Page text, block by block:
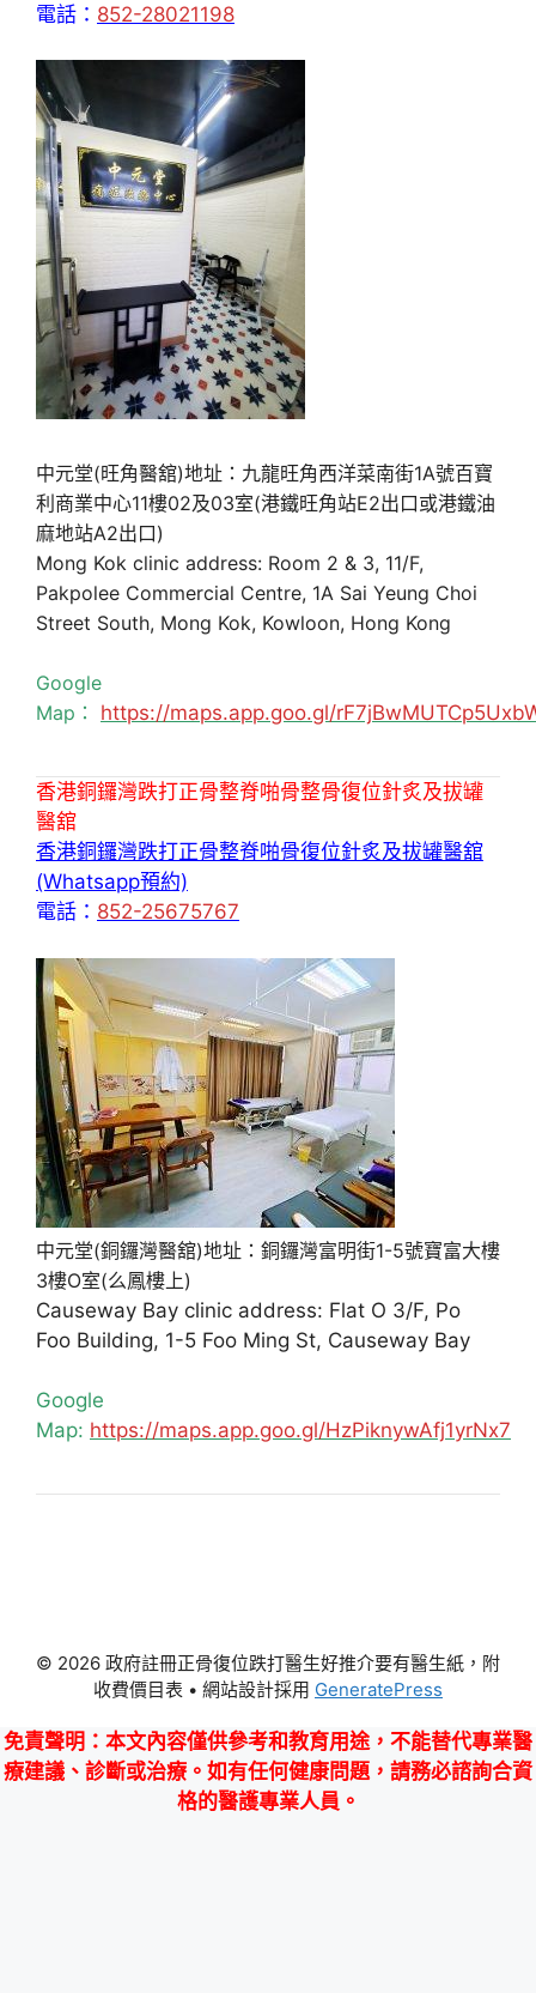
電話： 852-28021198
中元堂(旺角醫舘)地址：九龍旺角西洋菜南街1A號百寶
利商業中心11樓02及03室(港鐵旺角站E2出口或港鐵油
麻地站A2出口)
Mong Kok clinic address: Room 2 & 3, 11/F,
Pakpolee Commercial Centre, 1A Sai Yeung Choi
Street South, Mong Kok, Kowloon, Hong Kong
Google
Map： https://maps.app.goo.gl/
香港銅鑼灣跌打正骨整脊啪骨整骨復位針炙及拔罐
醫舘
香港銅鑼灣跌打正骨整脊啪骨復位針炙及拔罐醫舘
(Whatsapp預約)
電話： 852-25675767
中元堂(銅鑼灣醫舘)地址：銅鑼灣富明街1-5號寶富大樓
3樓O室(么鳳樓上)
Causeway Bay clinic address: Flat O 3/F, Po
Foo Building, 1-5 Foo Ming St, Causeway Bay
Google
Map: https://maps.app.goo.gl/HzPiknywAfj1yrNx7
© 2026 政府註冊正骨復位跌打醫生好推介要有醫生紙，附
收費價目表 • 網站設計採用 GeneratePress
免責聲明 ：本文內容僅供參考和教育用途，不能替代專業醫
療建議、診斷或治療。如有任何健康問題，請務必諮詢合資
格的醫護專業人員。